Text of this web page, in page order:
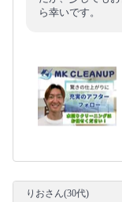
ら幸いです。
りおさん(30代)